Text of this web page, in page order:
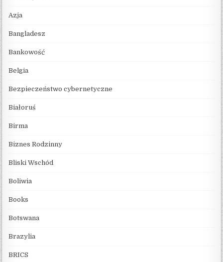
Azja
Bangladesz
Bankowość
Belgia
Bezpieczeństwo cybernetyczne
Białoruś
Birma
Biznes Rodzinny
Bliski Wschód
Boliwia
Books
Botswana
Brazylia
BRICS